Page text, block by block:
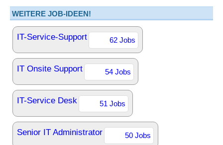
WEITERE JOB-IDEEN!
IT-Service-Support 62 Jobs
IT Onsite Support 54 Jobs
IT-Service Desk 51 Jobs
Senior IT Administrator 50 Jobs